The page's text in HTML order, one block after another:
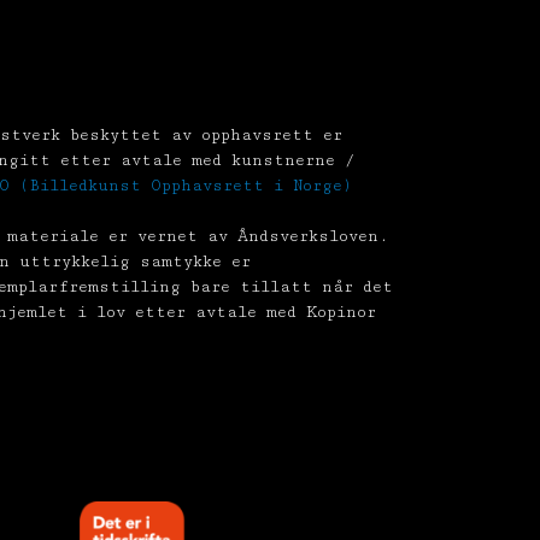
beskyttet av opphavsrett er
etter avtale med kunstnerne /
(Billedkunst Opphavsrett i Norge)
er vernet av Åndsverksloven.
uttrykkelig samtykke er
bare tillatt når det
i lov etter avtale med Kopinor